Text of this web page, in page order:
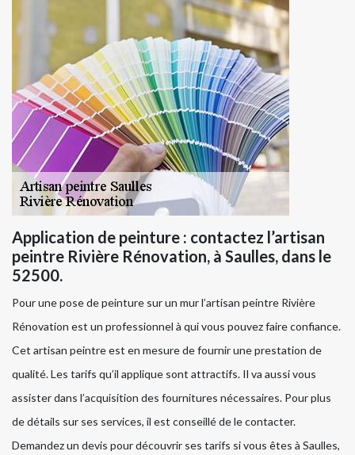
Application de peinture : contactez l’artisan
peintre Rivière Rénovation, à Saulles, dans le
52500.
Pour une pose de peinture sur un mur l’artisan peintre Rivière
Rénovation est un professionnel à qui vous pouvez faire confiance.
Cet artisan peintre est en mesure de fournir une prestation de
qualité. Les tarifs qu’il applique sont attractifs. Il va aussi vous
assister dans l’acquisition des fournitures nécessaires. Pour plus
de détails sur ses services, il est conseillé de le contacter.
Demandez un devis pour découvrir ses tarifs si vous êtes à Saulles,